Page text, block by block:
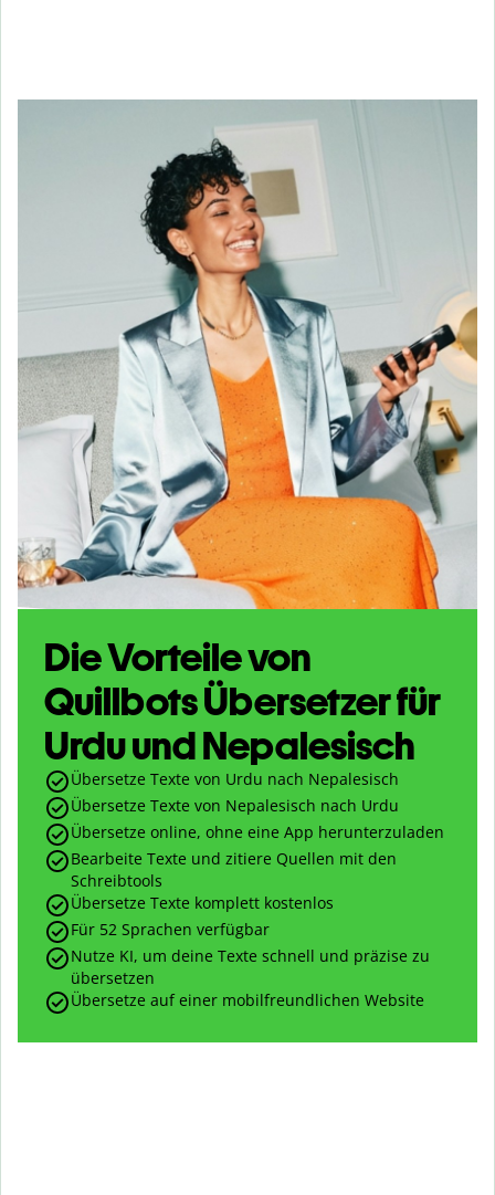
Die Vorteile von
Quillbots Übersetzer für
Urdu und Nepalesisch
Übersetze Texte von Urdu nach Nepalesisch
Übersetze Texte von Nepalesisch nach Urdu
Übersetze online, ohne eine App herunterzuladen
Bearbeite Texte und zitiere Quellen mit den
Schreibtools
Übersetze Texte komplett kostenlos
Für 52 Sprachen verfügbar
Nutze KI, um deine Texte schnell und präzise zu
übersetzen
Übersetze auf einer mobilfreundlichen Website